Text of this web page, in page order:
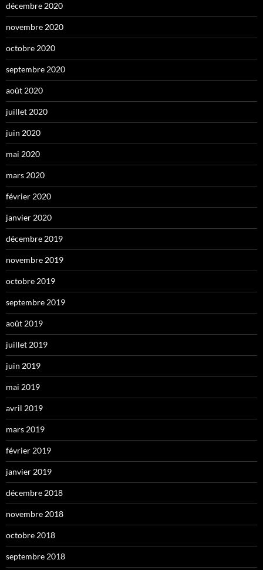
décembre 2020
novembre 2020
octobre 2020
septembre 2020
août 2020
juillet 2020
juin 2020
mai 2020
mars 2020
février 2020
janvier 2020
décembre 2019
novembre 2019
octobre 2019
septembre 2019
août 2019
juillet 2019
juin 2019
mai 2019
avril 2019
mars 2019
février 2019
janvier 2019
décembre 2018
novembre 2018
octobre 2018
septembre 2018